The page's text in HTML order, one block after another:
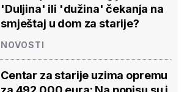
'Duljina' ili 'dužina' čekanja na
smještaj u dom za starije?
NOVOSTI
Centar za starije uzima opremu